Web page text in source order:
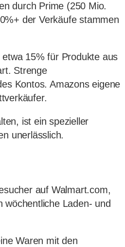
durch Prime (250 Mio.
der Verkäufe stammen
15% für Produkte aus
Strenge
Kontos. Amazons eigene
ist ein spezieller
unerlässlich.
auf Walmart.com,
wöchentliche Laden- und
Waren mit den